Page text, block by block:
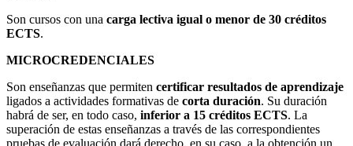
Son cursos con una carga lectiva igual o menor de 30 créditos
ECTS.
MICROCREDENCIALES
Son enseñanzas que permiten certificar resultados de aprendizaje
ligados a actividades formativas de corta duración. Su duración
habrá de ser, en todo caso, inferior a 15 créditos ECTS. La
superación de estas enseñanzas a través de las correspondientes
pruebas de evaluación dará derecho, en su caso, a la obtención un